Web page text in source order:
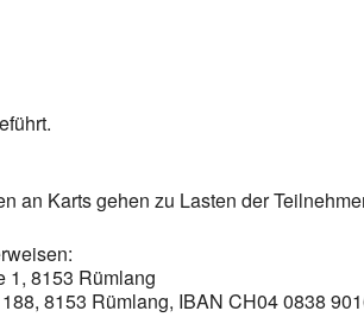
an Karts gehen zu Lasten der
1, 8153 Rümlang
8153 Rümlang, IBAN CH04 0838